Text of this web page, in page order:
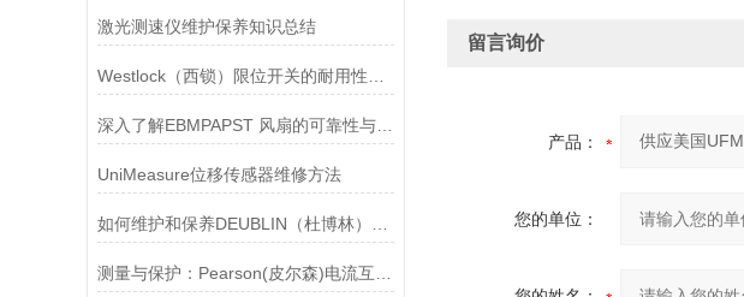
激光测速仪维护保养知识总结
深入了解EBMPAPST 风扇的可靠性与耐用性
UniMeasure位移传感器维修方法
留言询价
产品：
您的单位：